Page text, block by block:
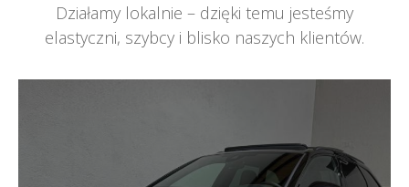
Działamy lokalnie – dzięki temu jesteśmy
elastyczni, szybcy i blisko naszych klientów.